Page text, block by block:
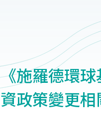
《施羅德環
資政策變更相